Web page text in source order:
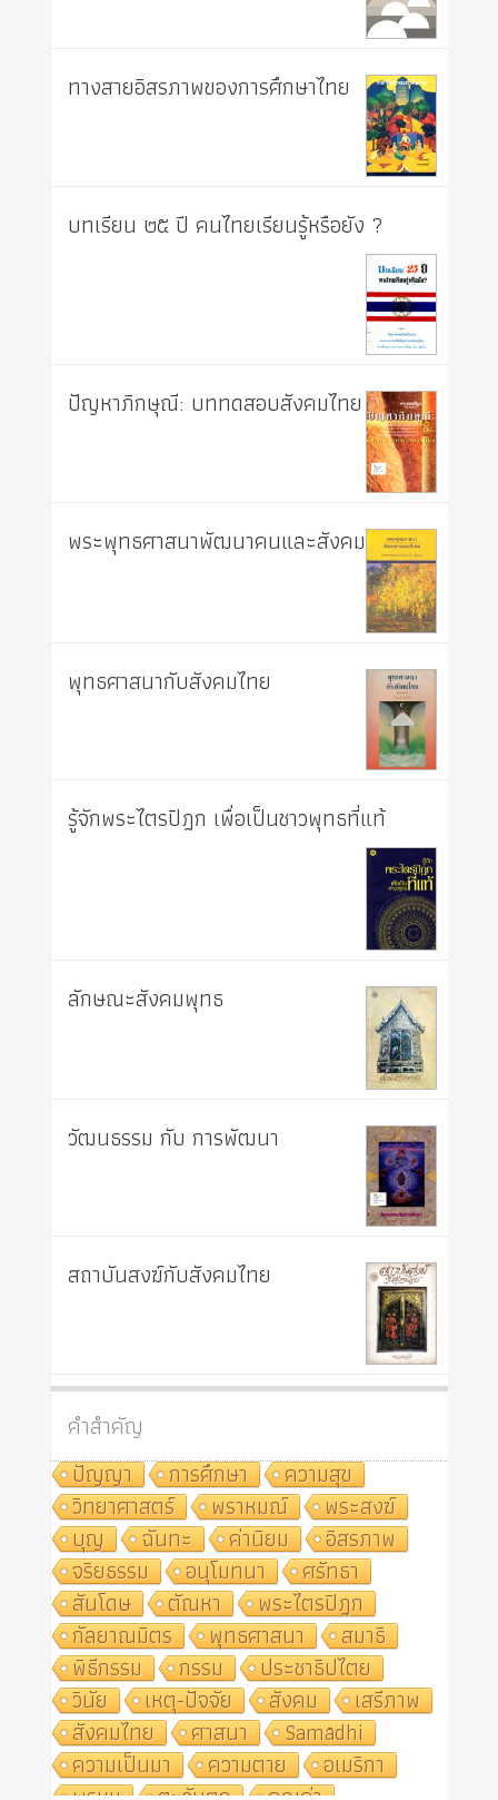
ทางสายอิสรภาพของการศึกษาไทย
บทเรียน ๒๕ ปี คนไทยเรียนรู้หรือยัง ?
ปัญหาภิกษุณี: บททดสอบสังคมไทย
พระพุทธศาสนาพัฒนาคนและสังคม
พุทธศาสนากับสังคมไทย
รู้จักพระไตรปิฎก เพื่อเป็นชาวพุทธที่แท้
ลักษณะสังคมพุทธ
วัฒนธรรม กับ การพัฒนา
สถาบันสงฆ์กับสังคมไทย
คำสำคัญ
ปัญญา
การศึกษา
ความสุข
วิทยาศาสตร์
พราหมณ์
พระสงฆ์
บุญ
ฉันทะ ค่านิยม
อิสรภาพ
จริยธรรม
อนุโมทนา
ศรัทธา
สันโดษ
ตัณหา
พระไตรปิฎก
กัลยาณมิตร
พุทธศาสนา
สมาธิ
พิธีกรรม
กรรม
ประชาธิปไตย
วินัย
เหตุ-ปัจจัย สังคม
เสรีภาพ
สังคมไทย
ศาสนา
Samādhi
ความเป็นมา
ความตาย
อเมริกา